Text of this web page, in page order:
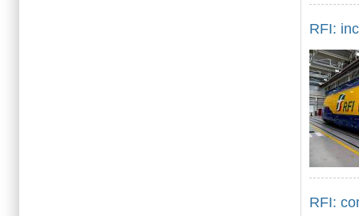
RFI:
RFI: